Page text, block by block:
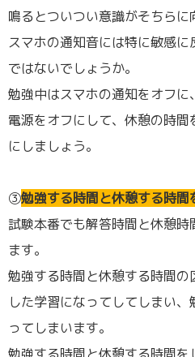
鳴るとついつい意識がそちらに
スマホの通知音には特に敏感
ではないでしょうか。
勉強中はスマホの通知をオフ
電源をオフにして、休憩の時
にしましょう。
③勉強する時間と休憩する時間
試験本番でも解答時間と休憩
ます。
勉強する時間と休憩する時間
した学習になってしてしまい
ってしまいます。